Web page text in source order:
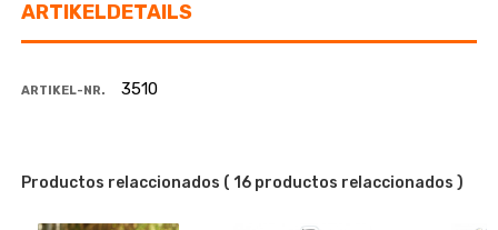
ARTIKELDETAILS
ARTIKEL-NR. 3510
Productos relaccionados ( 16 productos relaccionados )